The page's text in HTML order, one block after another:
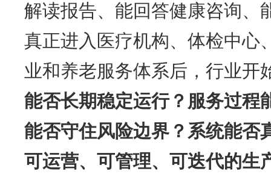
解读报告、能回答健康咨询、
真正进入医疗机构、体检中心
业和养老服务体系后，行业开
能否长期稳定运行？服务过程
能否守住风险边界？系统能否
可运营、可管理、可迭代的生